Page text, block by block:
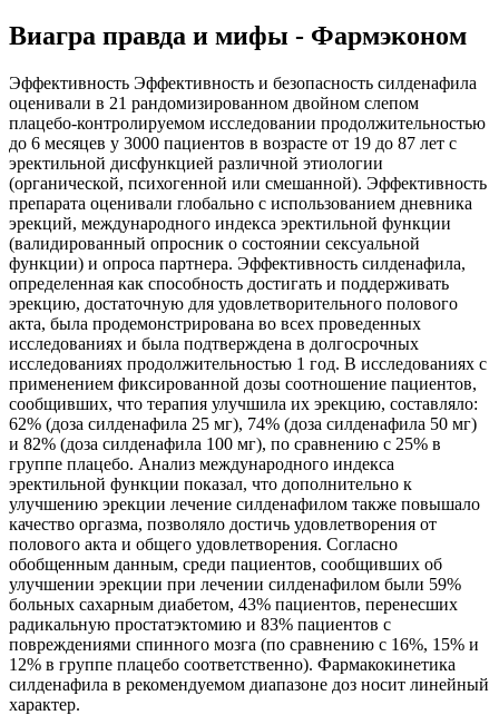
Виагра правда и мифы - Фармэконом
Эффективность Эффективность и безопасность силденафила
оценивали в 21 рандомизированном двойном слепом
плацебо-контролируемом исследовании продолжительностью
до 6 месяцев у 3000 пациентов в возрасте от 19 до 87 лет с
эректильной дисфункцией различной этиологии
(органической, психогенной или смешанной). Эффективность
препарата оценивали глобально с использованием дневника
эрекций, международного индекса эректильной функции
(валидированный опросник о состоянии сексуальной
функции) и опроса партнера. Эффективность силденафила,
определенная как способность достигать и поддерживать
эрекцию, достаточную для удовлетворительного полового
акта, была продемонстрирована во всех проведенных
исследованиях и была подтверждена в долгосрочных
исследованиях продолжительностью 1 год. В исследованиях с
применением фиксированной дозы соотношение пациентов,
сообщивших, что терапия улучшила их эрекцию, составляло:
62% (доза силденафила 25 мг), 74% (доза силденафила 50 мг)
и 82% (доза силденафила 100 мг), по сравнению с 25% в
группе плацебо. Анализ международного индекса
эректильной функции показал, что дополнительно к
улучшению эрекции лечение силденафилом также повышало
качество оргазма, позволяло достичь удовлетворения от
полового акта и общего удовлетворения. Согласно
обобщенным данным, среди пациентов, сообщивших об
улучшении эрекции при лечении силденафилом были 59%
больных сахарным диабетом, 43% пациентов, перенесших
радикальную простатэктомию и 83% пациентов с
повреждениями спинного мозга (по сравнению с 16%, 15% и
12% в группе плацебо соответственно). Фармакокинетика
силденафила в рекомендуемом диапазоне доз носит линейный
характер.